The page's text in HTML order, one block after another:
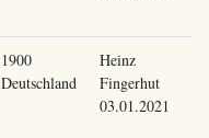
1900
Deutschland
Heinz
Fingerhut
03.01.2021